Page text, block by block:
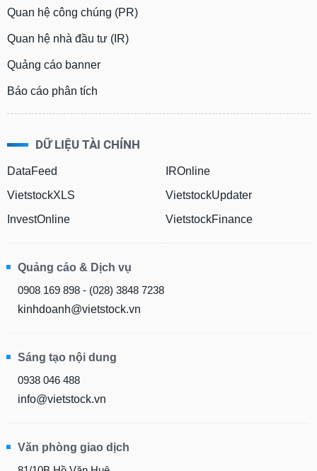
Tổng
Giao
dịch
Tài
thuật
Hồ
doanh
tức
sự
kiện
lý
thị
Quan hệ công chúng (PR)
Quan hệ nhà đầu tư (IR)
Quảng cáo banner
Báo cáo phân tích
DỮ LIỆU TÀI CHÍNH
DataFeed
VietstockXLS
InvestOnline
IROnline
VietstockUpdater
VietstockFinance
Quảng cáo & Dịch vụ
0908 169 898 - (028) 3848 7238
kinhdoanh@vietstock.vn
Sáng tạo nội dung
0938 046 488
info@vietstock.vn
Văn phòng giao dịch
SECTOR
VẬT
CÔNG
TIÊU
DÙNG
YẾU